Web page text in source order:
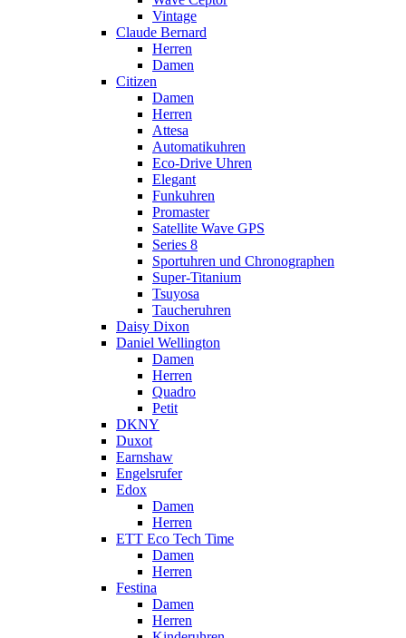
Vintage
Claude Bernard
Herren
Damen
Citizen
Damen
Herren
Attesa
Automatikuhren
Eco-Drive Uhren
Elegant
Funkuhren
Promaster
Satellite Wave GPS
Series 8
Sportuhren und Chronographen
Super-Titanium
Tsuyosa
Taucheruhren
Daisy Dixon
Daniel Wellington
Damen
Herren
Quadro
Petit
DKNY
Duxot
Earnshaw
Engelsrufer
Edox
Damen
Herren
ETT Eco Tech Time
Damen
Herren
Festina
Damen
Herren